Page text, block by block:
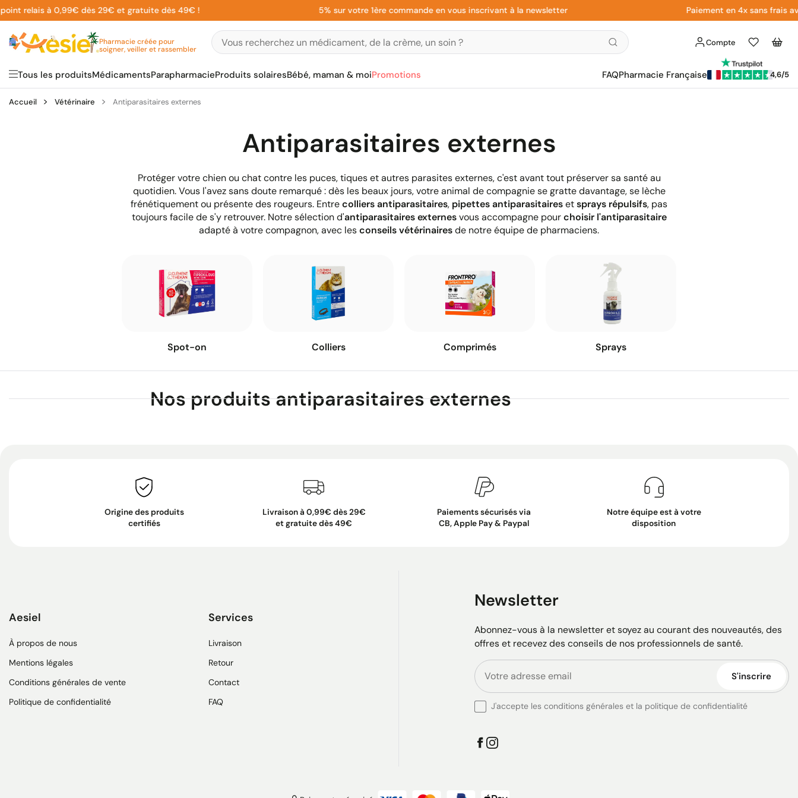
Aller
au
contenu
relais à 0,99€ dès 29€ et gratuite dès 49€ ! 5% sur votre 1ère commande en vous inscrivant à la newsletter Paiement en 4x sans frais
Pharmacie créée pour
soigner, veiller et rassembler
Compte
Liste
d'envies
Panier
Tous les produitsMédicamentsParapharmacieProduits solairesBébé, maman & moiPromotions FAQPharmacie Française 4,6/5
Accueil Vétérinaire Antiparasitaires externes
Antiparasitaires externes
Protéger votre chien ou chat contre les puces, tiques et autres parasites externes, c'est avant tout préserver sa santé au
quotidien. Vous l'avez sans doute remarqué : dès les beaux jours, votre animal de compagnie se gratte davantage, se lèche
frénétiquement ou présente des rougeurs. Entrecolliers antiparasitaires, pipettes antiparasitairesetsprays répulsifs, pas
toujours facile de s'y retrouver. Notre sélection d'antiparasitaires externesvous accompagne pourchoisir l'antiparasitaire
adapté à votre compagnon, avec lesconseils vétérinairesde notre équipe de pharmaciens.
Spot-on Colliers Comprimés Sprays
Nos produits antiparasitaires externes
Origine des produits
certifiés
Livraison à 0,99€ dès 29€
et gratuite dès 49€
Paiements sécurisés via
CB, Apple Pay & Paypal
Notre équipe est à votre
disposition
Aesiel
À propos de nous
Mentions légales
Conditions générales de vente
Politique de confidentialité
Services
Livraison
Retour
Contact
FAQ
Newsletter
Abonnez-vous à la newsletter et soyez au courant des nouveautés, des
offres et recevez des conseils de nos professionnels de santé.
S'inscrire
J'accepte les conditions générales et la politique de confidentialité